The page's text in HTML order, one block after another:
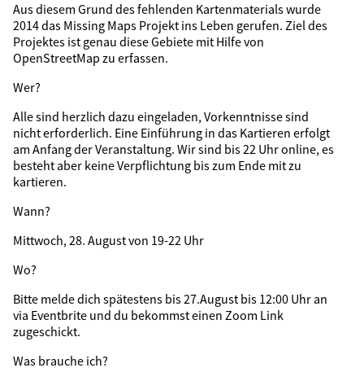
Aus diesem Grund des fehlenden Kartenmaterials wurde
2014 das Missing Maps Projekt ins Leben gerufen. Ziel des
Projektes ist genau diese Gebiete mit Hilfe von
OpenStreetMap zu erfassen.
Wer?
Alle sind herzlich dazu eingeladen, Vorkenntnisse sind
nicht erforderlich. Eine Einführung in das Kartieren erfolgt
am Anfang der Veranstaltung. Wir sind bis 22 Uhr online, es
besteht aber keine Verpflichtung bis zum Ende mit zu
kartieren.
Wann?
Mittwoch, 28. August von 19-22 Uhr
Wo?
Bitte melde dich spätestens bis 27.August bis 12:00 Uhr an
via Eventbrite und du bekommst einen Zoom Link
zugeschickt.
Was brauche ich?